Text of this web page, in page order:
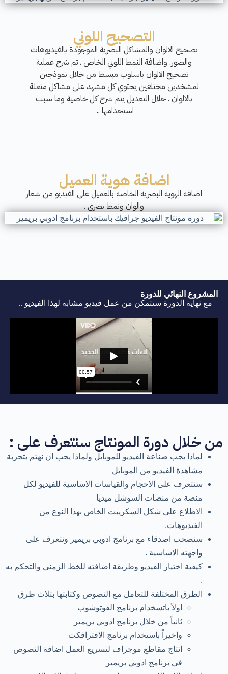
التصحيح اللوني
تصحيح الالوان والمشاكل البصرية الموجودة بالفيديوهات
والصور. واضافة النمط اللوني الخاص . تم شرح عملية
تصحيح الالوان باسلوب مبسط من خلال نموذجين
لمشخدين مختلفين يحتوي كل مشهد على مشاكل متعلة
بالالوان . خلال التعديل يتم شرح كل خاصية وما سبب
استخدامها ..
اضافة هوية العميل
اضافة الهوية البصرية الخاصة بالعميل على الفيديو من شعار
والوان ونمط بصري .
المشروع النهائي للدورة
مع نهاية الدورة ستتمكن من عمل فيديو مشابه لهذا الفيديو ..
من خلال دورة المونتاج سنتعرف على :
لماذا يجب صناعة الفيديو للموبايل ولماذا يجب ان نهتم بتجربة
مشاهدة الفيديو من الموبايل
سنتعرف على الاحجام والقياسات الاساسية للفيديو لكل
منصة من منصات السوشل ميديا
الاطلاع على شكل السكريبت الخاص بهذا النوع من
الفيديوهات.
سنصحب اصدقاء مع برنامج ادوبي بريمير ونتعرف على
واجهته الاساسية .
كيفية اختيار الفيديو وطريقة اضافته للخط الزمني والتحكم به
.
الطرق المختلفة للتعامل مع النصوص وكتابتها بثلاث طرق
اولاً باتسخدام برنامج الفوتوشوب
ثانياً من خلال برنامج ادوبي بريمير
واخيراً باستخدام برنامج الافترافكت
انتاج مقاطع موجراف لتسريع العمل اضافة النصوص
في برنامج ادوبي بريمير